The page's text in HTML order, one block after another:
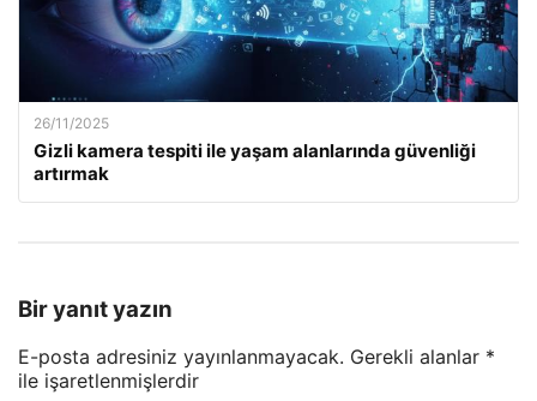
26/11/2025
Gizli kamera tespiti ile yaşam alanlarında güvenliği
artırmak
Bir yanıt yazın
E-posta adresiniz yayınlanmayacak. Gerekli alanlar *
ile işaretlenmişlerdir